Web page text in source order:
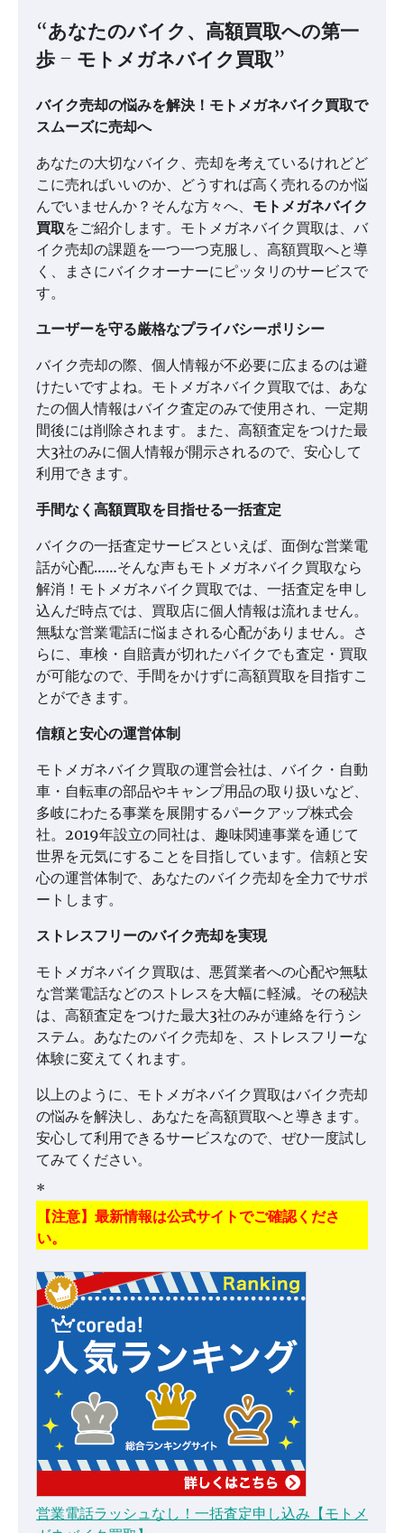
“あなたのバイク、高額買取への第一
歩 – モトメガネバイク買取”
バイク売却の悩みを解決！モトメガネバイク買取で
スムーズに売却へ
あなたの大切なバイク、売却を考えているけれどど
こに売ればいいのか、どうすれば高く売れるのか悩
んでいませんか？そんな方々へ、 モトメガネバイク
買取をご紹介します。モトメガネバイク買取は、バ
イク売却の課題を一つ一つ克服し、高額買取へと導
く、まさにバイクオーナーにピッタリのサービスで
す。
ユーザーを守る厳格なプライバシーポリシー
バイク売却の際、個人情報が不必要に広まるのは避
けたいですよね。モトメガネバイク買取では、あな
たの個人情報はバイク査定のみで使用され、一定期
間後には削除されます。また、高額査定をつけた最
大3社のみに個人情報が開示されるので、安心して
利用できます。
手間なく高額買取を目指せる一括査定
バイクの一括査定サービスといえば、面倒な営業電
話が心配……そんな声もモトメガネバイク買取なら
解消！モトメガネバイク買取では、一括査定を申し
込んだ時点では、買取店に個人情報は流れません。
無駄な営業電話に悩まされる心配がありません。さ
らに、車検・自賠責が切れたバイクでも査定・買取
が可能なので、手間をかけずに高額買取を目指すこ
とができます。
信頼と安心の運営体制
モトメガネバイク買取の運営会社は、バイク・自動
車・自転車の部品やキャンプ用品の取り扱いなど、
多岐にわたる事業を展開するパークアップ株式会
社。2019年設立の同社は、趣味関連事業を通じて
世界を元気にすることを目指しています。信頼と安
心の運営体制で、あなたのバイク売却を全力でサポ
ートします。
ストレスフリーのバイク売却を実現
モトメガネバイク買取は、悪質業者への心配や無駄
な営業電話などのストレスを大幅に軽減。その秘訣
は、高額査定をつけた最大3社のみが連絡を行うシ
ステム。あなたのバイク売却を、ストレスフリーな
体験に変えてくれます。
以上のように、モトメガネバイク買取はバイク売却
の悩みを解決し、あなたを高額買取へと導きます。
安心して利用できるサービスなので、ぜひ一度試し
てみてください。
*
【注意】最新情報は公式サイトでご確認くださ
い。
営業電話ラッシュなし！一括査定申し込み【モトメ